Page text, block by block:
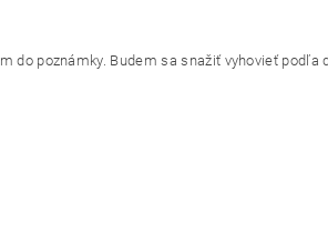
do poznámky. Budem sa snažiť vyhovieť podľa